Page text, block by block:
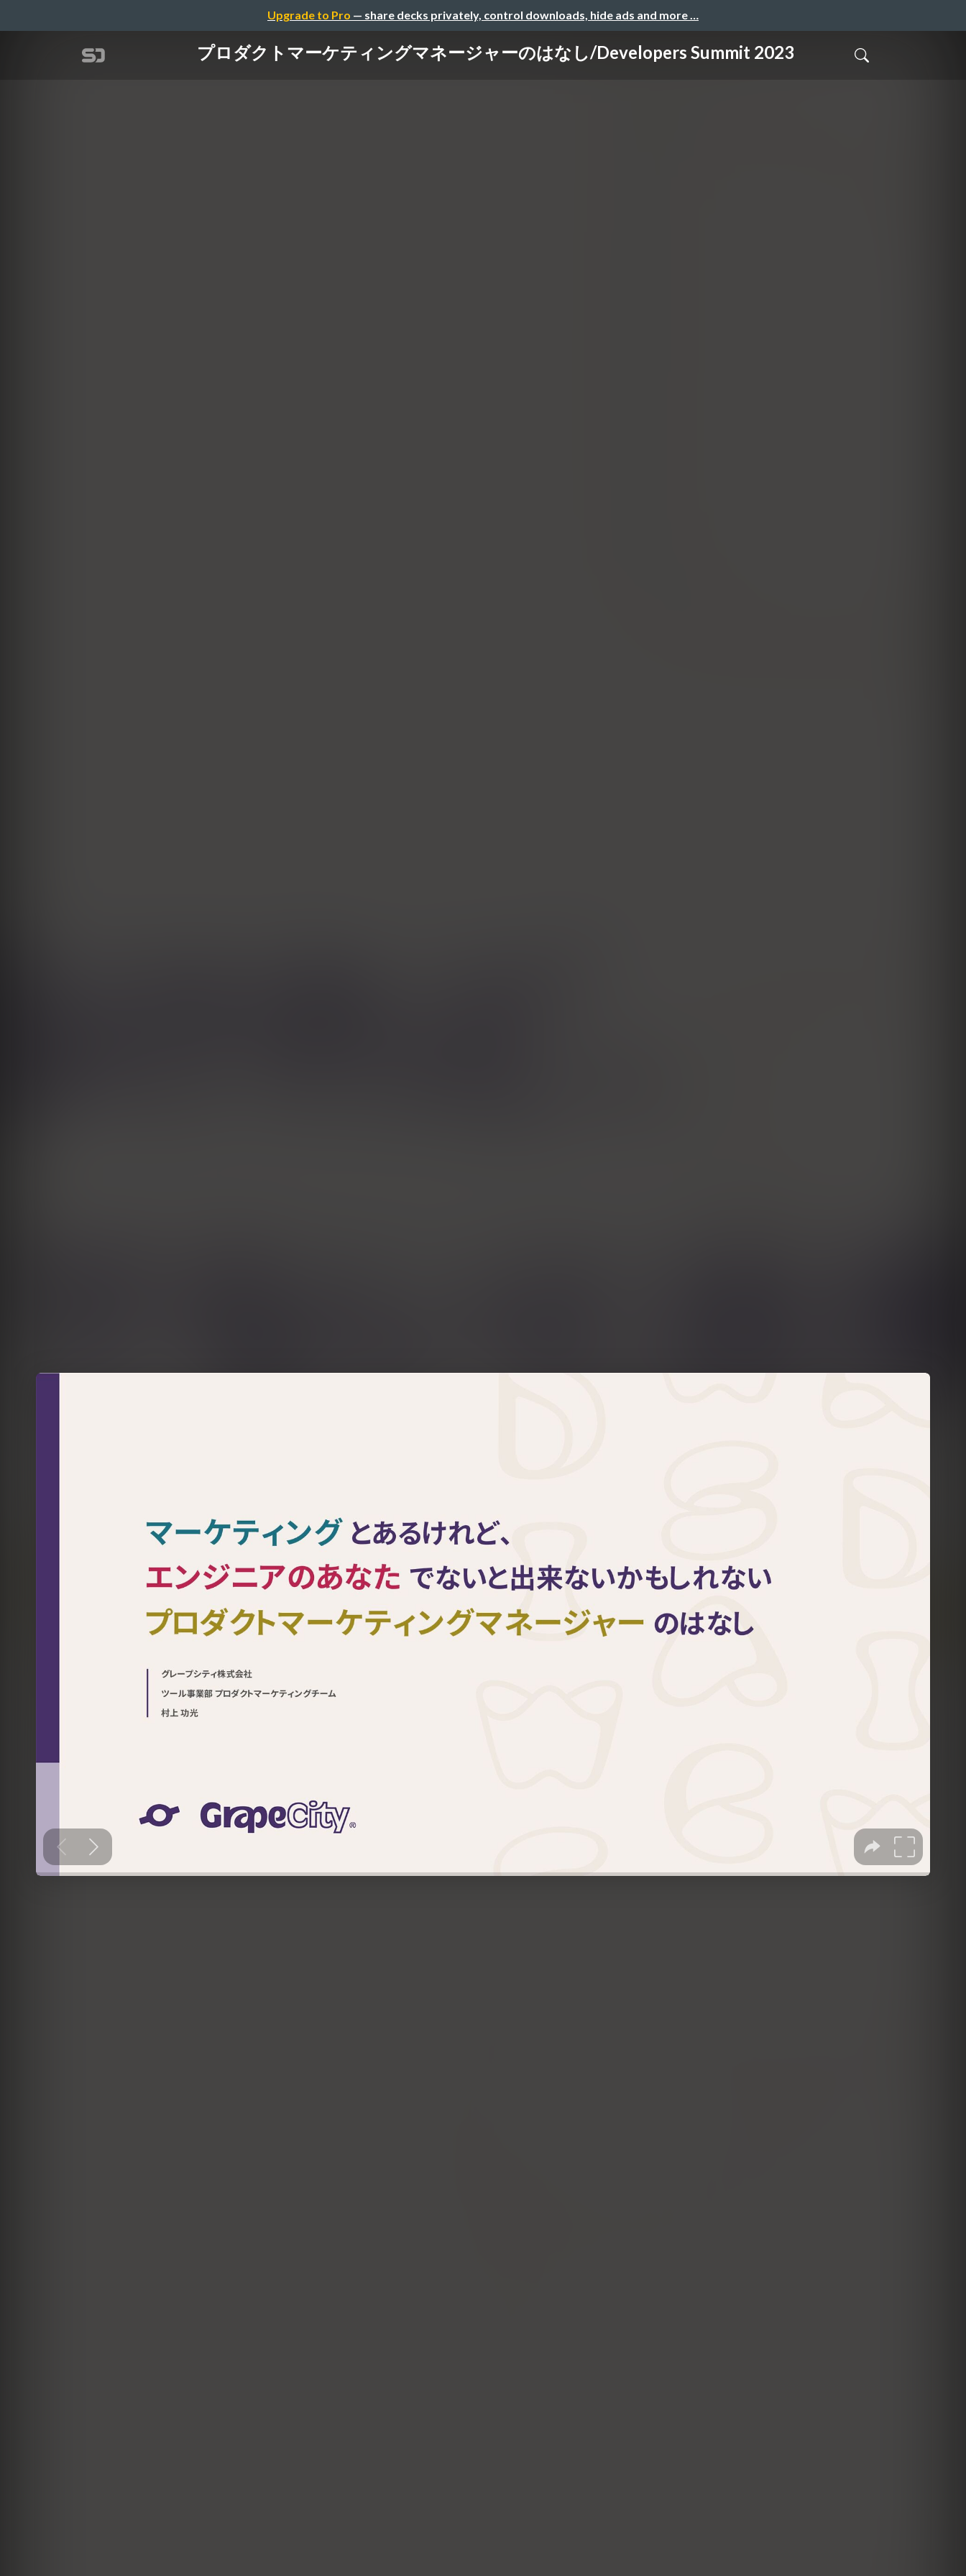
Upgrade to Pro — share decks privately, control downloads, hide ads and more …
プロダクトマーケティングマネージャーのはなし/Developers Summit 2023